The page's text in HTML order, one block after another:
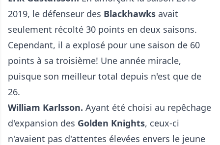
2019, le défenseur des Blackhawks avait
seulement récolté 30 points en deux saisons.
Cependant, il a explosé pour une saison de 60
points à sa troisième! Une année miracle,
puisque son meilleur total depuis n'est que de
26.
William Karlsson. Ayant été choisi au repêchage
d'expansion des Golden Knights, ceux-ci
n'avaient pas d'attentes élevées envers le jeune